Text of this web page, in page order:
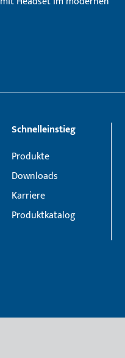
Schnelleinstieg
Produkte
Downloads
Karriere
Produktkatalog